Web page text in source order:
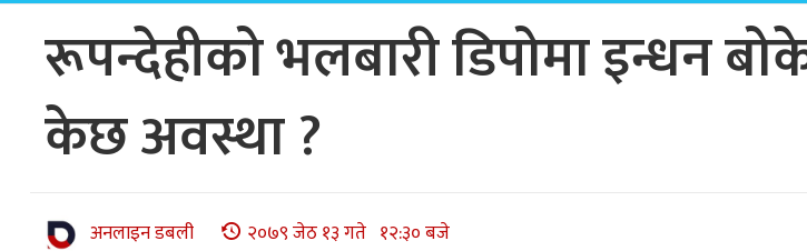
रूपन्देहीको भलबारी डिपोमा इन्धन
केछ अवस्था ?
अनलाइन डबली २०७९ जेठ १३ गते १२:३० बजे